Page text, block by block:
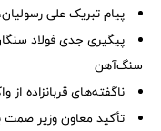
پیام تبریک علی رسولیان، به
پیگیری جدی فولاد
سنگ‌آهن
ناگفته‌های قربانزاده از واگذاری ۱۲ درصد
تأکید معاون وزیر